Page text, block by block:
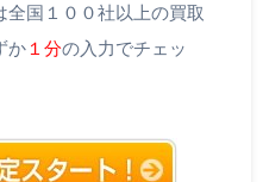
全国１００社以上の買取
か１分の入力でチェッ